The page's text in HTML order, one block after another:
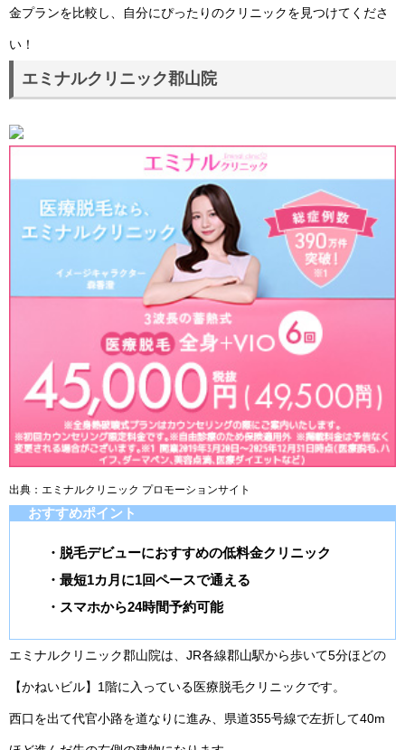
金プランを比較し、自分にぴったりのクリニックを見つけてくださ
い！
エミナルクリニック郡山院
出典：エミナルクリニック プロモーションサイト
おすすめポイント
・脱毛デビューにおすすめの低料金クリニック
・最短1カ月に1回ペースで通える
・スマホから24時間予約可能
エミナルクリニック郡山院は、JR各線郡山駅から歩いて5分ほどの
【かねいビル】1階に入っている医療脱毛クリニックです。
西口を出て代官小路を道なりに進み、県道355号線で左折して40m